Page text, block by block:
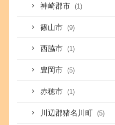
神崎郡市 (1)
篠山市 (9)
西脇市 (1)
豊岡市 (5)
赤穂市 (1)
川辺郡猪名川町 (5)